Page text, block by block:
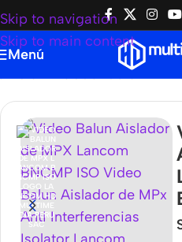
Skip to navigation
Skip to main content
Menú
Balun Aislador de 5MPX